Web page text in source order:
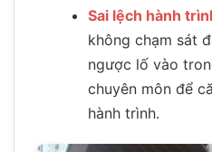
Sai lệch hành
không chạm sát
ngược lố vào
chuyên môn để
hành trình.